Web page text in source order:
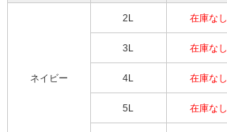
ネイビー
2L 在庫なし
3L 在庫なし
4L 在庫なし
5L 在庫なし